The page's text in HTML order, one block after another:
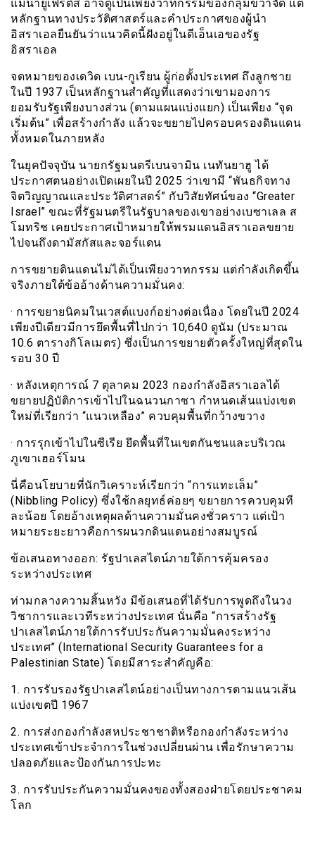
แม่น้ำยูเฟรติส อาจดูเป็นเพียงวาทกรรมของกลุ่มขวาจัด แต่
หลักฐานทางประวัติศาสตร์และคำประกาศของผู้นำ
อิสราเอลยืนยันว่าแนวคิดนี้ฝังอยู่ในดีเอ็นเอของรัฐ
อิสราเอล
จดหมายของเดวิด เบน-กูเรียน ผู้ก่อตั้งประเทศ ถึงลูกชาย
ในปี 1937 เป็นหลักฐานสำคัญที่แสดงว่าเขามองการ
ยอมรับรัฐเพียงบางส่วน (ตามแผนแบ่งแยก) เป็นเพียง “จุด
เริ่มต้น” เพื่อสร้างกำลัง แล้วจะขยายไปครอบครองดินแดน
ทั้งหมดในภายหลัง
ในยุคปัจจุบัน นายกรัฐมนตรีเบนจามิน เนทันยาฮู ได้
ประกาศตนอย่างเปิดเผยในปี 2025 ว่าเขามี “พันธกิจทาง
จิตวิญญาณและประวัติศาสตร์” กับวิสัยทัศน์ของ “Greater
Israel” ขณะที่รัฐมนตรีในรัฐบาลของเขาอย่างเบซาเลล ส
โมทริช เคยประกาศเป้าหมายให้พรมแดนอิสราเอลขยาย
ไปจนถึงดามัสกัสและจอร์แดน
การขยายดินแดนไม่ได้เป็นเพียงวาทกรรม แต่กำลังเกิดขึ้น
จริงภายใต้ข้ออ้างด้านความมั่นคง:
· การขยายนิคมในเวสต์แบงก์อย่างต่อเนื่อง โดยในปี 2024
เพียงปีเดียวมีการยึดพื้นที่ไปกว่า 10,640 ดูนัม (ประมาณ
10.6 ตารางกิโลเมตร) ซึ่งเป็นการขยายตัวครั้งใหญ่ที่สุดใน
รอบ 30 ปี
· หลังเหตุการณ์ 7 ตุลาคม 2023 กองกำลังอิสราเอลได้
ขยายปฏิบัติการเข้าไปในฉนวนกาซา กำหนดเส้นแบ่งเขต
ใหม่ที่เรียกว่า “แนวเหลือง” ควบคุมพื้นที่กว้างขวาง
· การรุกเข้าไปในซีเรีย ยึดพื้นที่ในเขตกันชนและบริเวณ
ภูเขาเฮอร์โมน
นี่คือนโยบายที่นักวิเคราะห์เรียกว่า “การแทะเล็ม”
(Nibbling Policy) ซึ่งใช้กลยุทธ์ค่อยๆ ขยายการควบคุมที
ละน้อย โดยอ้างเหตุผลด้านความมั่นคงชั่วคราว แต่เป้า
หมายระยะยาวคือการผนวกดินแดนอย่างสมบูรณ์
ข้อเสนอทางออก: รัฐปาเลสไตน์ภายใต้การคุ้มครอง
ระหว่างประเทศ
ท่ามกลางความสิ้นหวัง มีข้อเสนอที่ได้รับการพูดถึงในวง
วิชาการและเวทีระหว่างประเทศ นั่นคือ “การสร้างรัฐ
ปาเลสไตน์ภายใต้การรับประกันความมั่นคงระหว่าง
ประเทศ” (International Security Guarantees for a
Palestinian State) โดยมีสาระสำคัญคือ:
1. การรับรองรัฐปาเลสไตน์อย่างเป็นทางการตามแนวเส้น
แบ่งเขตปี 1967
2. การส่งกองกำลังสหประชาชาติหรือกองกำลังระหว่าง
ประเทศเข้าประจำการในช่วงเปลี่ยนผ่าน เพื่อรักษาความ
ปลอดภัยและป้องกันการปะทะ
3. การรับประกันความมั่นคงของทั้งสองฝ่ายโดยประชาคม
โลก